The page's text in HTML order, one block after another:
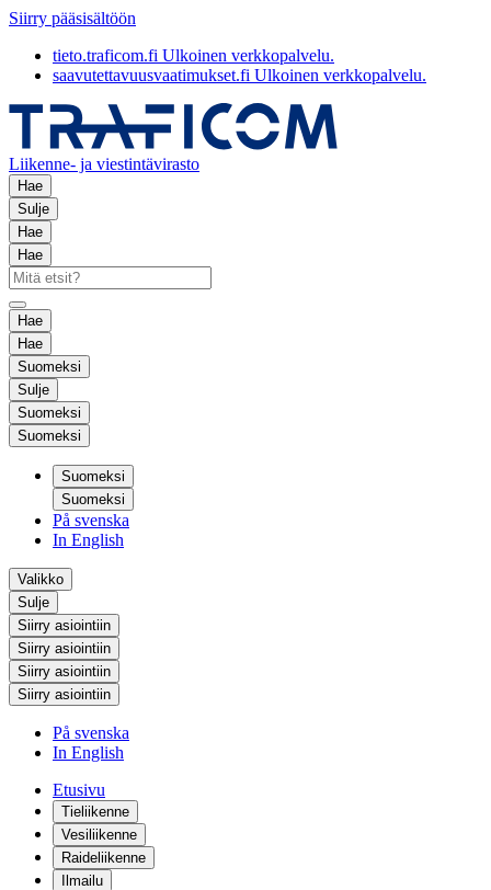
Siirry pääsisältöön
tieto.traficom.fi Ulkoinen verkkopalvelu.
saavutettavuusvaatimukset.fi Ulkoinen verkkopalvelu.
Liikenne- ja viestintävirasto
Hae
Sulje
Hae
Hae
Hae
Hae
Suomeksi
Sulje
Suomeksi
Suomeksi
Suomeksi
Suomeksi
På svenska
In English
Valikko
Sulje
Siirry asiointiin
Siirry asiointiin
Siirry asiointiin
Siirry asiointiin
På svenska
In English
Etusivu
Tieliikenne
Vesiliikenne
Raideliikenne
Ilmailu